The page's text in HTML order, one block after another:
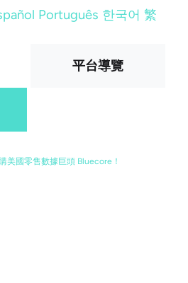
Português 한국어 繁
平台導覽
美國零售數據巨頭 Bluecore！